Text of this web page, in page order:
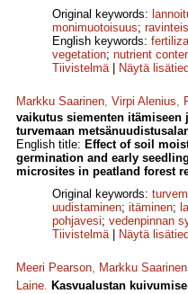
Original keywords:
monimuotoisuus;
English keywords:
vegetation; nutrient
Tiivistelmä| Näytä
Markku Saarinen, Virpi Alenius,
vaikutus siementen itämiseen
turvemaan
English title: Effect of soil
germination and early
microsites in peatland forest
Original keywords:
uudistaminen; itäminen;
pohjavesi; vedenpinnan
Tiivistelmä| Näytä
Meeri Pearson, Markku Saarinen
Laine. Kasvualustan